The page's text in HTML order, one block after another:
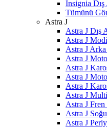
İnsignia
Tümünü
Astra J
Astra J Dış
Astra J
Astra J Arka
Astra J
Astra J
Astra J
Astra J
Astra J
Astra J Fren
Astra J
Astra J